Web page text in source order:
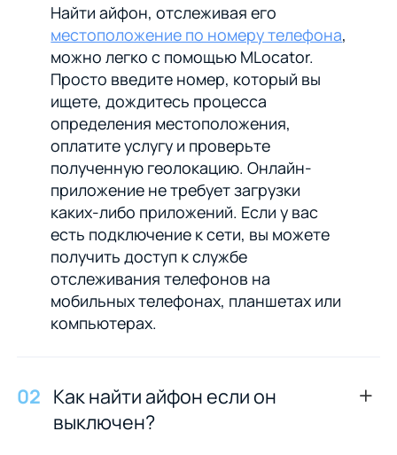
Найти айфон, отслеживая его
местоположение по номеру телефона,
можно легко с помощью MLocator.
Просто введите номер, который вы
ищете, дождитесь процесса
определения местоположения,
оплатите услугу и проверьте
полученную геолокацию. Онлайн-
приложение не требует загрузки
каких-либо приложений. Если у вас
есть подключение к сети, вы можете
получить доступ к службе
отслеживания телефонов на
мобильных телефонах, планшетах или
компьютерах.
02 Как найти айфон если он
выключен?